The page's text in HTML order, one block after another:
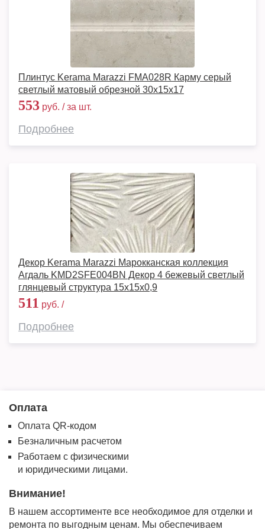
Плинтус Kerama Marazzi FMA028R Карму серый
светлый матовый обрезной 30x15x17
553 руб. / за шт.
Подробнее
Декор Kerama Marazzi Марокканская коллекция
Агдаль KMD2SFE004BN Декор 4 бежевый светлый
глянцевый структура 15x15x0,9
511 руб. /
Подробнее
Оплата
Оплата QR-кодом
Безналичным расчетом
Работаем с физическими
и юридическими лицами.
Внимание!
В нашем ассортименте все необходимое для отделки и
ремонта по выгодным ценам. Мы обеспечиваем